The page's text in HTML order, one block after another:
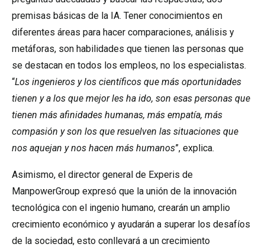
premisas básicas de la IA. Tener conocimientos en
diferentes áreas para hacer comparaciones, análisis y
metáforas, son habilidades que tienen las personas que
se destacan en todos los empleos, no los especialistas.
“Los ingenieros y los científicos que más oportunidades
tienen y a los que mejor les ha ido, son esas personas que
tienen más afinidades humanas, más empatía, más
compasión y son los que resuelven las situaciones que
nos aquejan y nos hacen más humanos”, explica.
Asimismo, el director general de Experis de
ManpowerGroup expresó que la unión de la innovación
tecnológica con el ingenio humano, crearán un amplio
crecimiento económico y ayudarán a superar los desafíos
de la sociedad, esto conllevará a un crecimiento